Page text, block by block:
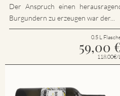
Der Anspruch einen
Burgundern zu erzeugen war der...
0.5 L
59,00
118.00€/